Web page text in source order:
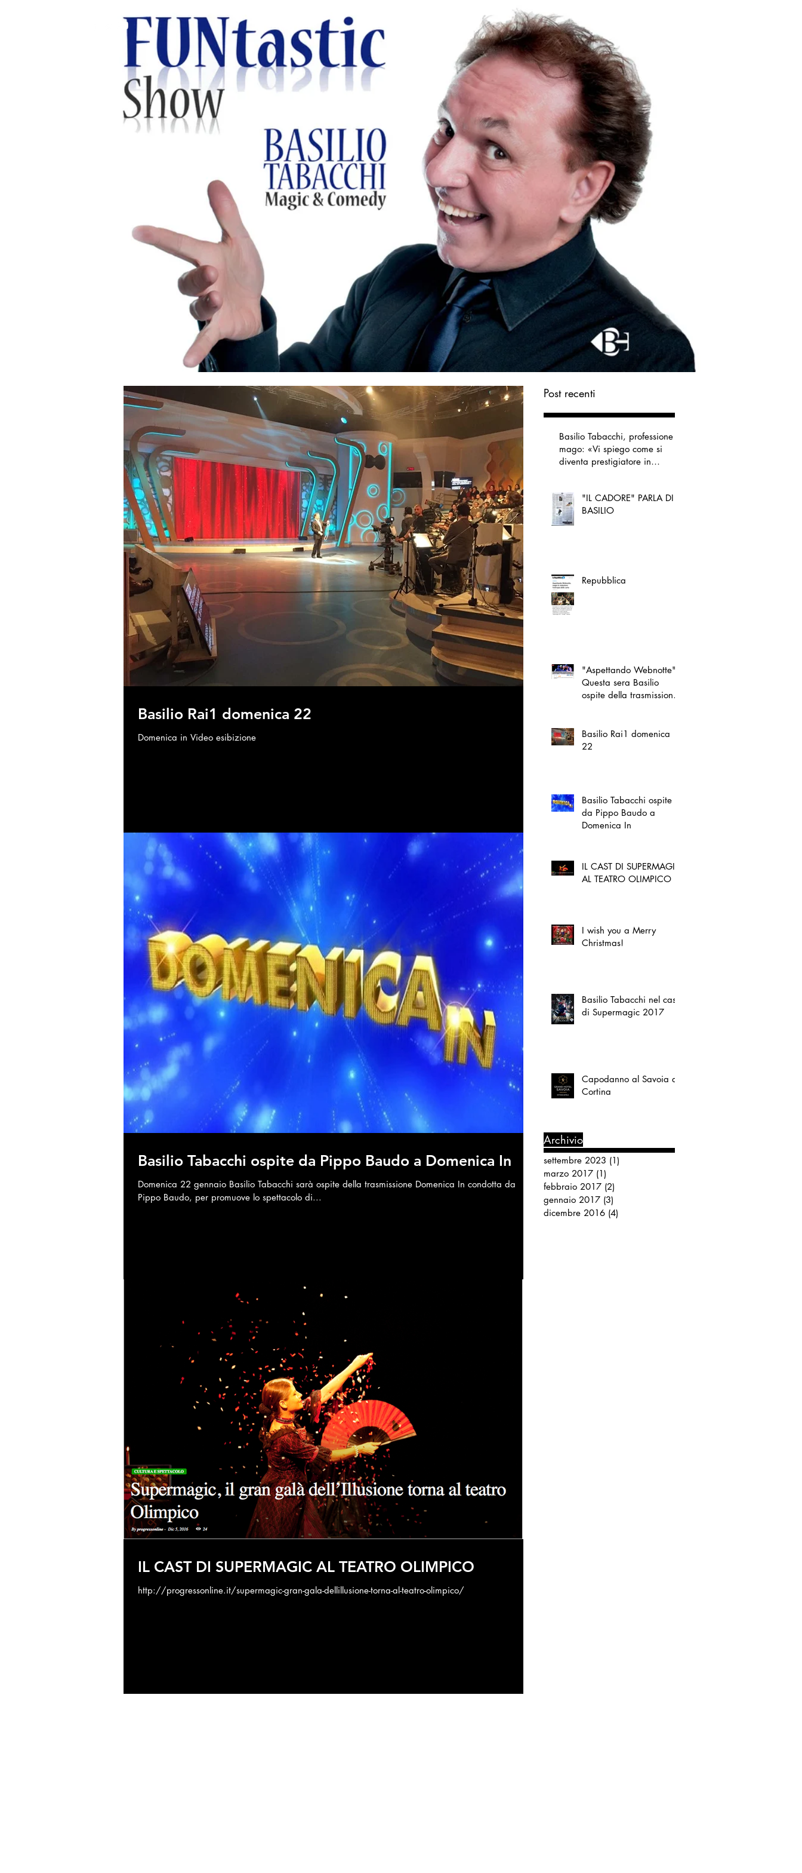
Basilio Rai1 domenica 22
Domenica in Video esibizione
Basilio Tabacchi ospite da Pippo Baudo a Domenica In
Domenica 22 gennaio Basilio Tabacchi sarà ospite della trasmissione Domenica In condotta da
Pippo Baudo, per promuove lo spettacolo di...
IL CAST DI SUPERMAGIC AL TEATRO OLIMPICO
http://progressonline.it/supermagic-gran-gala-dellillusione-torna-al-teatro-olimpico/
Post recenti
Basilio Tabacchi, professione
mago: «Vi spiego come si
diventa prestigiatore in
"IL CADORE" PARLA DI
BASILIO
Repubblica
"Aspettando Webnotte"
Questa sera Basilio
ospite della trasmissione
Basilio Rai1 domenica
22
Basilio Tabacchi ospite
da Pippo Baudo a
Domenica In
IL CAST DI SUPERMAGIC
AL TEATRO OLIMPICO
I wish you a Merry
Christmas!
Basilio Tabacchi nel cast
di Supermagic 2017
Capodanno al Savoia di
Cortina
Archivio
settembre 2023 (1)
marzo 2017 (1)
febbraio 2017 (2)
gennaio 2017 (3)
dicembre 2016 (4)